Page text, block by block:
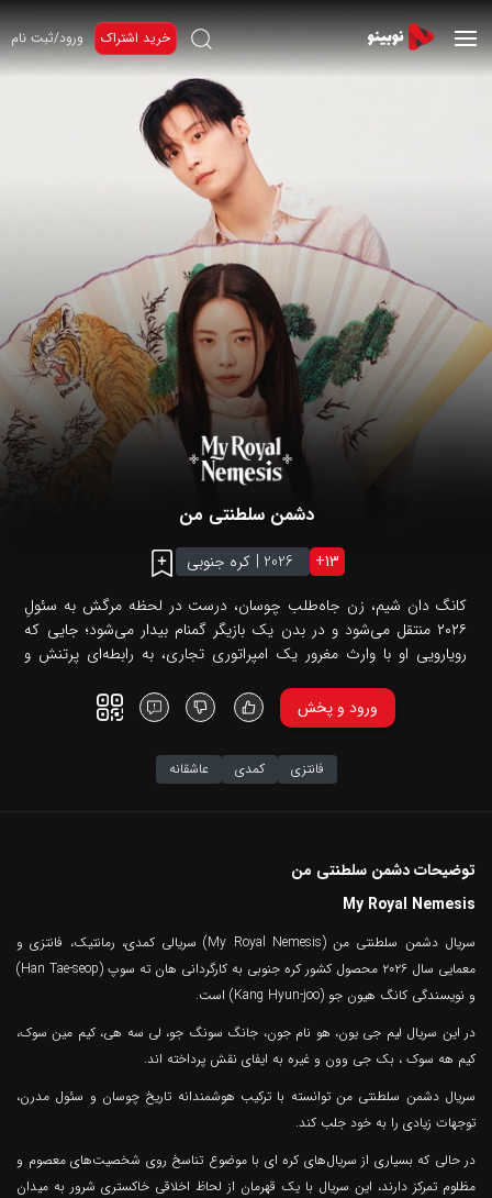
خرید اشتراک ورود/ثبت نام
دشمن سلطنتی من
13
+
2026
| کره جنوبی
کانگ دان شیم، زن جاه‌طلب چوسان، درست در لحظه مرگش به سئولِ
۲۰۲۶ منتقل می‌شود و در بدن یک بازیگر گمنام بیدار می‌شود؛ جایی که
رویارویی او با وارث مغرور یک امپراتوری تجاری، به رابطه‌ای پرتنش و
ورود و پخش
فانتزی کمدی عاشقانه
توضیحات دشمن سلطنتی من
My Royal Nemesis
سریال دشمن سلطنتی من (My Royal Nemesis) سریالی کمدی، رمانتیک، فانتزی و
معمایی سال ۲۰۲۶ محصول کشور کره جنوبی به کارگردانی هان ته سوپ (Han Tae-seop)
و نویسندگی کانگ هیون جو (Kang Hyun-joo) است.
در این سریال لیم جی یون، هو نام جون، جانگ سونگ جو، لی سه هی، کیم مین سوک،
کیم هه سوک ، بک جی وون و غیره به ایفای نقش پرداخته اند.
سریال دشمن سلطنتی من توانسته با ترکیب هوشمندانه تاریخ چوسان و سئول مدرن،
توجهات زیادی را به خود جلب کند.
در حالی که بسیاری از سریال‌های کره ای با موضوع تناسخ روی شخصیت‌های معصوم و
مظلوم تمرکز دارند، این سریال با یک قهرمان از لحاظ اخلاقی خاکستری شرور به میدان